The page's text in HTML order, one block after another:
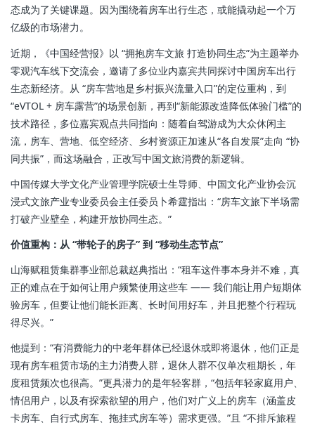
态成为了关键课题。因为围绕着房车出行生态，或能撬动起一个万
亿级的市场潜力。
近期，《中国经营报》以 “拥抱房车文旅 打造协同生态”为主题举办
零观汽车线下交流会，邀请了多位业内嘉宾共同探讨中国房车出行
生态新经济。从 “房车营地是乡村振兴流量入口”的定位重构，到
“eVTOL + 房车露营”的场景创新，再到“新能源改造降低体验门槛”的
技术路径，多位嘉宾观点共同指向：随着自驾游成为大众休闲主
流，房车、营地、低空经济、乡村资源正加速从“各自发展”走向 “协
同共振”，而这场融合，正改写中国文旅消费的新逻辑。
中国传媒大学文化产业管理学院硕士生导师、中国文化产业协会沉
浸式文旅产业专业委员会主任委员卜希霆指出：“房车文旅下半场需
打破产业壁垒，构建开放协同生态。”
价值重构：从 “带轮子的房子” 到 “移动生态节点”
山海赋租赁集群事业部总裁赵典指出：“租车这件事本身并不难，真
正的难点在于如何让用户频繁使用这些车 —— 我们能让用户短期体
验房车，但要让他们能长距离、长时间用好车，并且把整个行程玩
得尽兴。”
他提到：“有消费能力的中老年群体已经退休或即将退休，他们正是
现有房车租赁市场的主力消费人群，退休人群不仅单次租期长，年
度租赁频次也很高。”更具潜力的是年轻客群，“包括年轻家庭用户、
情侣用户，以及有探索欲望的用户，他们对广义上的房车（涵盖皮
卡房车、自行式房车、拖挂式房车等）需求更强。”且 “不排斥旅程